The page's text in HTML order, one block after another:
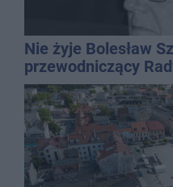
Nie żyje Bolesław
przewodniczący
dyrektor SP 14